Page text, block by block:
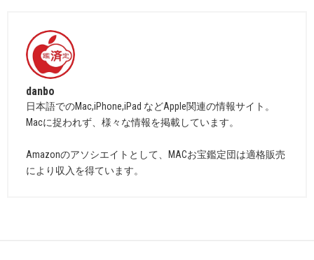
danbo
日本語でのMac,iPhone,iPad などApple関連の情報サイト。
Macに捉われず、様々な情報を掲載しています。
Amazonのアソシエイトとして、MACお宝鑑定団は適格販売
により収入を得ています。